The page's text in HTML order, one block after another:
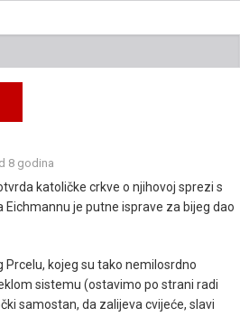
8 godina
katoličke crkve o njihovoj sprezi s
je putne isprave za bijeg dao
Prcelu, kojeg su tako nemilosrdno
sistemu (ostavimo po strani radi
samostan, da zalijeva cvijeće, slavi